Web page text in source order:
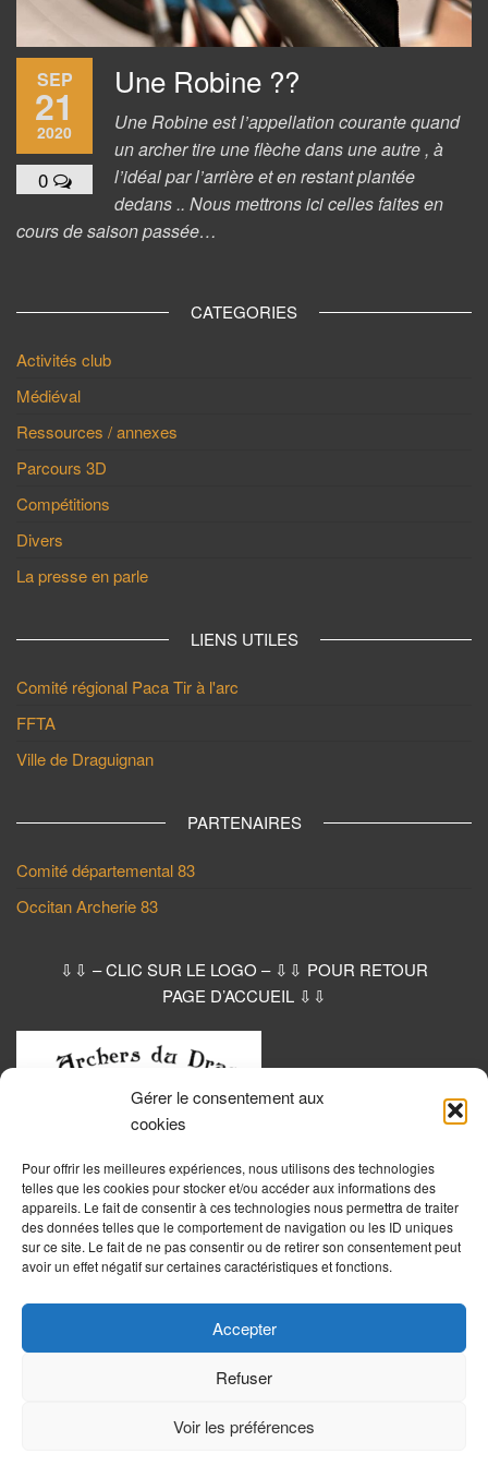
Gérer le consentement aux
cookies
Pour offrir les meilleures expériences, nous utilisons des technologies
telles que les cookies pour stocker et/ou accéder aux informations des
appareils. Le fait de consentir à ces technologies nous permettra de traiter
des données telles que le comportement de navigation ou les ID uniques
sur ce site. Le fait de ne pas consentir ou de retirer son consentement peut
avoir un effet négatif sur certaines caractéristiques et fonctions.
Accepter
Refuser
Voir les préférences
SEP
21
2020
0
Une Robine ??
Une Robine est l’appellation courante quand
un archer tire une flèche dans une autre , à
l’idéal par l’arrière et en restant plantée
dedans .. Nous mettrons ici celles faites en
cours de saison passée…
CATEGORIES
Activités club
Médiéval
Ressources / annexes
Parcours 3D
Compétitions
Divers
La presse en parle
LIENS UTILES
Comité régional Paca Tir à l'arc
FFTA
Ville de Draguignan
PARTENAIRES
Comité départemental 83
Occitan Archerie 83
⇩⇩ – CLIC SUR LE LOGO – ⇩⇩ POUR RETOUR
PAGE D’ACCUEIL ⇩⇩